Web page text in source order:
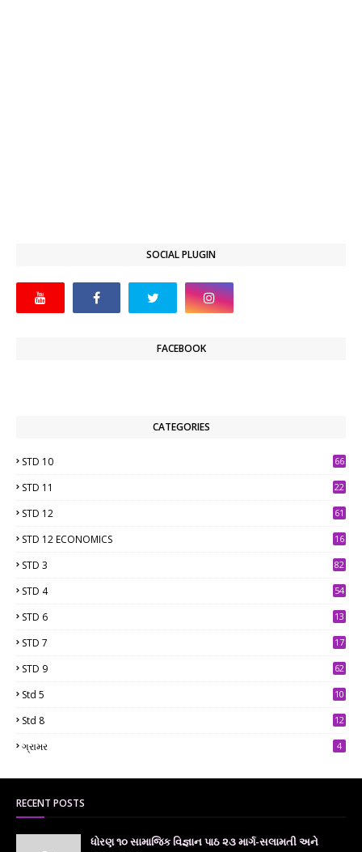
SOCIAL PLUGIN
FACEBOOK
CATEGORIES
STD 10 66
STD 11 22
STD 12 61
STD 12 ECONOMICS 16
STD 3 82
STD 4 54
STD 6
13
STD 7
17
STD 9 62
Std 5
10
Std 8
12
ગ્રામર 4
RECENT POSTS
ધોરણ ૧૦ સામાજિક વિજ્ઞાન પાઠ ૨૩ માર્ગ-સલામતી અને